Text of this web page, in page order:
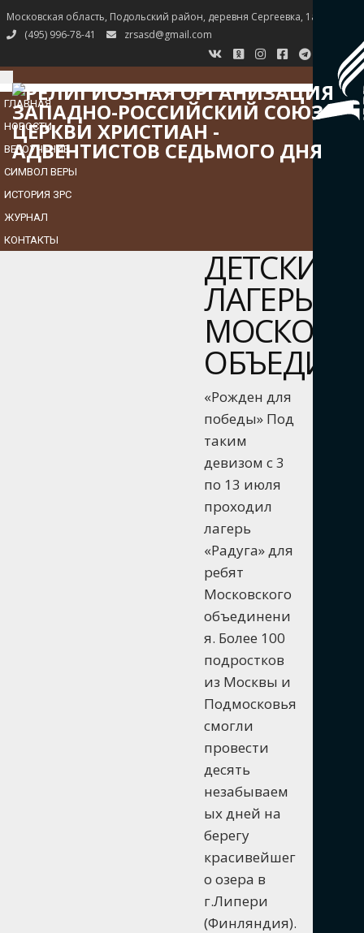
Московская область, Подольский район, деревня Сергеевка, 1а
(495) 996-78-41
zrsasd@gmail.com
TOGGLE
NAVIGATION
ГЛАВНАЯ
НОВОСТИ
ВЕРОУЧЕНИЕ
СИМВОЛ ВЕРЫ
ИСТОРИЯ ЗРС
ЖУРНАЛ
КОНТАКТЫ
ДЕТСКИЙ
ЛАГЕРЬ
«Рожден для
победы» Под
таким
девизом с 3
по 13 июля
проходил
лагерь
«Радуга» для
ребят
Московского
объединени
я. Более 100
подростков
из Москвы и
Подмосковья
смогли
провести
десять
незабываем
ых дней на
берегу
красивейшег
о озера в
г.Липери
(Финляндия).